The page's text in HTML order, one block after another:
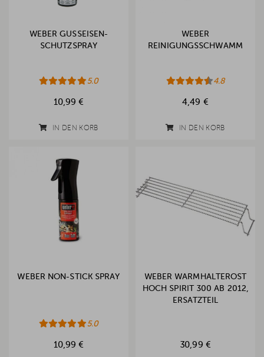
WEBER GUSSEISEN-
SCHUTZSPRAY
5.0
10,99 €
IN DEN KORB
WEBER
REINIGUNGSSCHWAMM
4.8
4,49 €
IN DEN KORB
WEBER NON-STICK SPRAY
5.0
10,99 €
WEBER WARMHALTEROST
HOCH SPIRIT 300 AB 2012,
ERSATZTEIL
30,99 €